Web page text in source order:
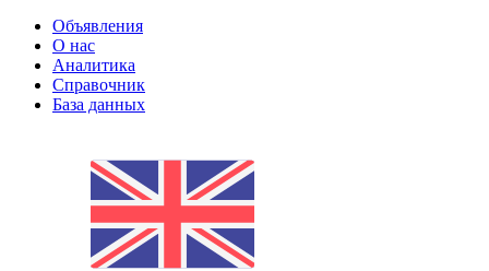
Объявления
О нас
Аналитика
Справочник
База данных